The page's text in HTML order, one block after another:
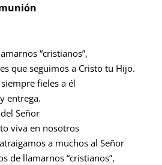
“cristianos”,
que seguimos a Cristo tu Hijo.
fieles a él
entrega.
Señor
viva en nosotros
a muchos al Señor
de llamarnos “cristianos”,